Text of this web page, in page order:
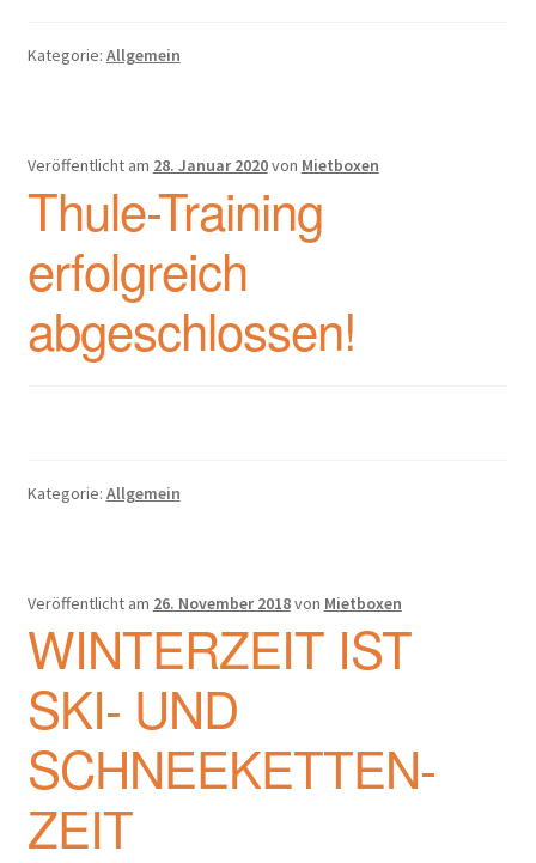
Kategorie: Allgemein
Veröffentlicht am 28. Januar 2020von Mietboxen
Thule-Training
erfolgreich
abgeschlossen!
Kategorie: Allgemein
Veröffentlicht am 26. November 2018von Mietboxen
WINTERZEIT IST
SKI- UND
SCHNEEKETTEN-
ZEIT